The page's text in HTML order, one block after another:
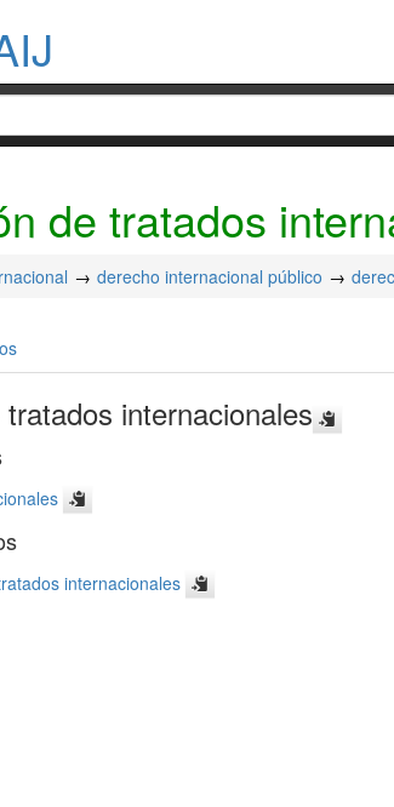
de tratados
derecho internacional público
internacionales
internacionales